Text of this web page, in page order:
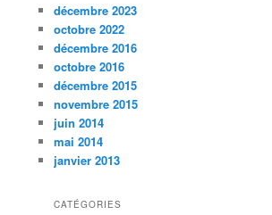
décembre 2023
octobre 2022
décembre 2016
octobre 2016
décembre 2015
novembre 2015
juin 2014
mai 2014
janvier 2013
CATÉGORIES